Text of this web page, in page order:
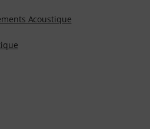
Acoustique